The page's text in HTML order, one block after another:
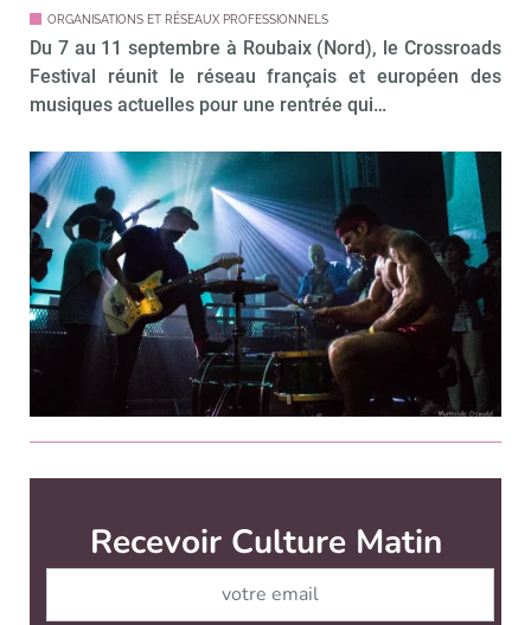
ORGANISATIONS ET RÉSEAUX PROFESSIONNELS
Du 7 au 11 septembre à Roubaix (Nord), le Crossroads
Festival réunit le réseau français et européen des
musiques actuelles pour une rentrée qui…
Culture Matin est édité par
News Tank Culture